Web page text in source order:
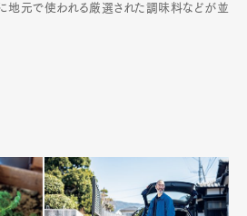
地元で使われる厳選された調味料などが並